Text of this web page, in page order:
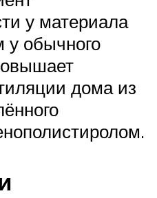
у материала
у обычного
дома из